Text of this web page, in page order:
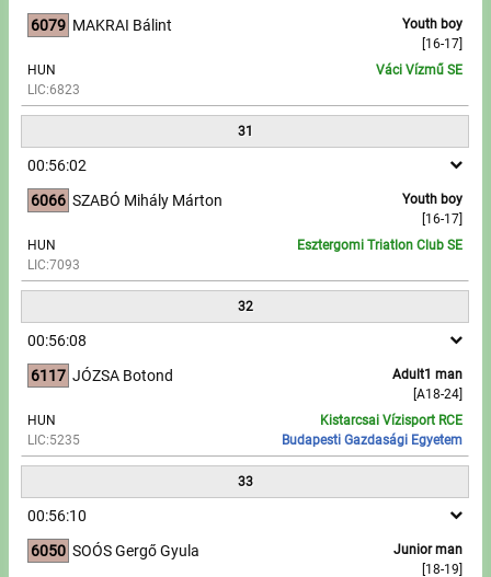
6079
Youth boy
[16-17]
MAKRAI Bálint
HUN
LIC:6823
Váci Vízmű SE
31
00:56:02
6066
Youth boy
[16-17]
SZABÓ Mihály Márton
HUN
LIC:7093
Esztergomi Triatlon Club SE
32
00:56:08
6117
Adult1 man
[A18-24]
JÓZSA Botond
HUN
LIC:5235
Kistarcsai Vízisport RCE
Budapesti Gazdasági Egyetem
33
00:56:10
6050
Junior man
[18-19]
SOÓS Gergő Gyula